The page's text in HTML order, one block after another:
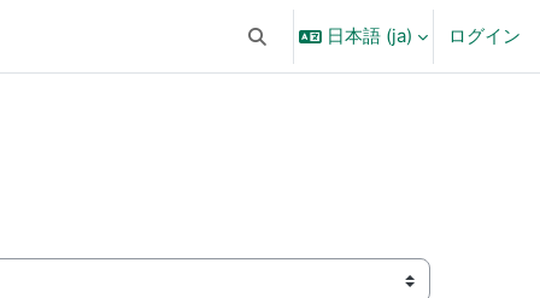
検索入力に切り替える
日本語 ‎(ja)‎ ログイン